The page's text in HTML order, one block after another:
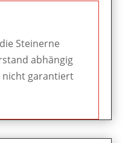
Steinerne
abhängig
nicht garantiert